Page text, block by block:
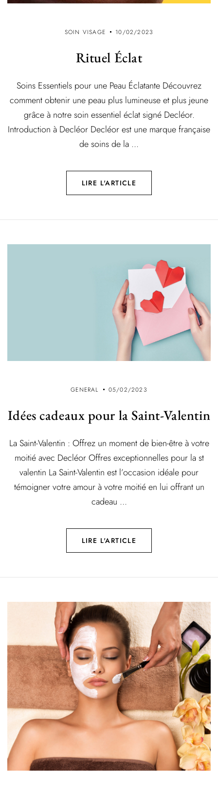
SOIN VISAGE 10/02/2023
Rituel Éclat
Soins Essentiels pour une Peau Éclatante Découvrez
comment obtenir une peau plus lumineuse et plus jeune
grâce à notre soin essentiel éclat signé Decléor.
Introduction à Decléor Decléor est une marque française
de soins de la ...
LIRE L'ARTICLE
GENERAL 05/02/2023
Idées cadeaux pour la Saint-Valentin
La Saint-Valentin : Offrez un moment de bien-être à votre
moitié avec Decléor Offres exceptionnelles pour la st
valentin La Saint-Valentin est l’occasion idéale pour
témoigner votre amour à votre moitié en lui offrant un
cadeau ...
LIRE L'ARTICLE